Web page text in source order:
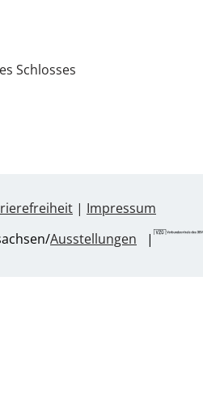
Schlosses
| Impressum
Ausstellungen |